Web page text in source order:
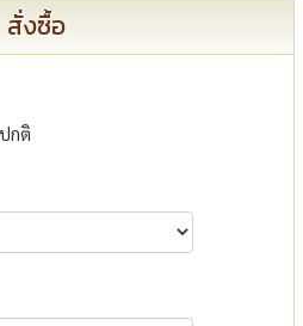
สั่งซื้อ
กติ